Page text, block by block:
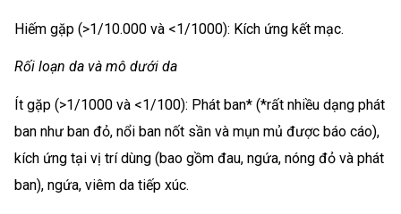
Hiếm gặp (>1/10.000 và <1/1000): Kích ứng kết mạc.
Rối loạn da và mô dưới da
Ít gặp (>1/1000 và <1/100): Phát ban* (*rất nhiều dạng phát
ban như ban đỏ, nổi ban nốt sần và mụn mủ được báo cáo),
kích ứng tại vị trí dùng (bao gồm đau, ngứa, nóng đỏ và phát
ban), ngứa, viêm da tiếp xúc.